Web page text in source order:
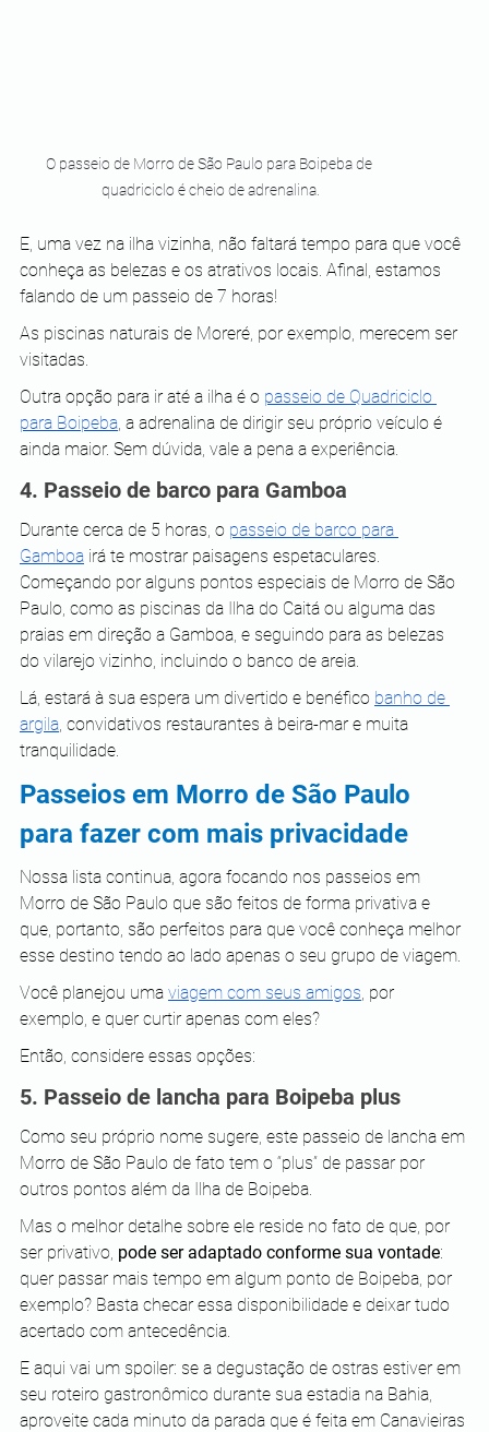
O passeio de Morro de São Paulo para Boipeba de
quadriciclo é cheio de adrenalina.
E, uma vez na ilha vizinha, não faltará tempo para que você
conheça as belezas e os atrativos locais. Afinal, estamos
falando de um passeio de 7 horas!
As piscinas naturais de Moreré, por exemplo, merecem ser
visitadas.
Outra opção para ir até a ilha é o passeio de Quadriciclo
para Boipeba , a adrenalina de dirigir seu próprio veículo é
ainda maior. Sem dúvida, vale a pena a experiência.
4. Passeio de barco para Gamboa
Durante cerca de 5 horas, o passeio de barco para
Gamboa irá te mostrar paisagens espetaculares.
Começando por alguns pontos especiais de Morro de São
Paulo, como as piscinas da Ilha do Caitá ou alguma das
praias em direção a Gamboa, e seguindo para as belezas
do vilarejo vizinho, incluindo o banco de areia.
Lá, estará à sua espera um divertido e benéfico banho de
argila , convidativos restaurantes à beira-mar e muita
tranquilidade.
Passeios em Morro de São Paulo
para fazer com mais privacidade
Nossa lista continua, agora focando nos passeios em
Morro de São Paulo que são feitos de forma privativa e
que, portanto, são perfeitos para que você conheça melhor
esse destino tendo ao lado apenas o seu grupo de viagem.
Você planejou uma viagem com seus amigos , por
exemplo, e quer curtir apenas com eles?
Então, considere essas opções:
5. Passeio de lancha para Boipeba plus
Como seu próprio nome sugere, este passeio de lancha em
Morro de São Paulo de fato tem o “plus” de passar por
outros pontos além da Ilha de Boipeba.
Mas o melhor detalhe sobre ele reside no fato de que, por
ser privativo, pode ser adaptado conforme sua vontade:
quer passar mais tempo em algum ponto de Boipeba, por
exemplo? Basta checar essa disponibilidade e deixar tudo
acertado com antecedência.
E aqui vai um spoiler: se a degustação de ostras estiver em
seu roteiro gastronômico durante sua estadia na Bahia,
aproveite cada minuto da parada que é feita em Canavieiras